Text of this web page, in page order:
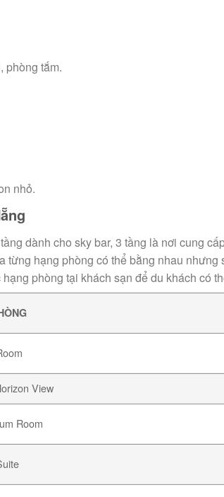
phòng tắm.
nhỏ.
dành cho sky bar, 3 tầng là nơi cung
từng hạng phòng có thể bằng nhau
phòng tại khách sạn để du khách có
View
Room